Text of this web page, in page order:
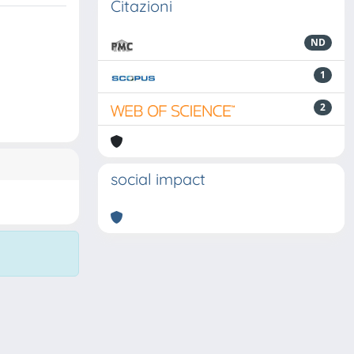
Citazioni
ND
1
2
social impact